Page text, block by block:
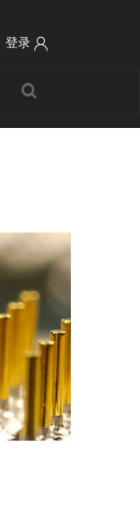
登录